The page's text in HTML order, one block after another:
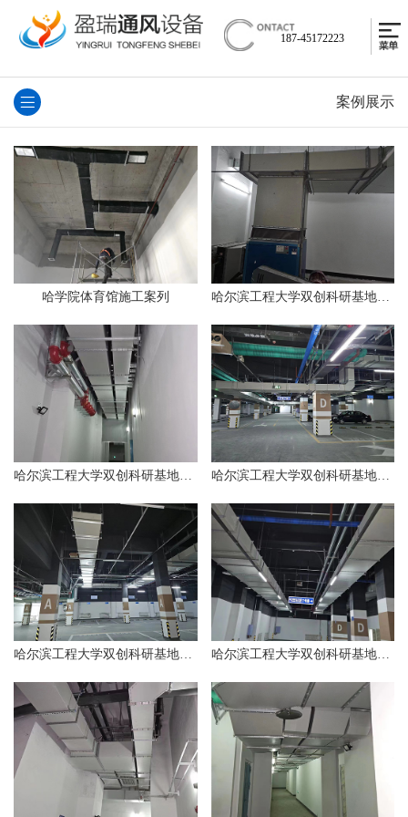
187-45172223
案例展示
哈学院体育馆施工案列 哈尔滨工程大学双创科研基地和人才公寓项目工程实例
哈尔滨工程大学双创科研基地和人才公寓项目工程实例 哈尔滨工程大学双创科研基地和人才公寓项目工程实例
哈尔滨工程大学双创科研基地和人才公寓项目工程实例 哈尔滨工程大学双创科研基地和人才公寓项目工程实例